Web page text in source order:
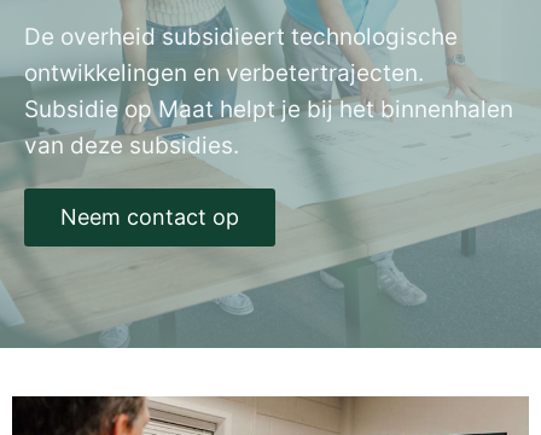
De overheid subsidieert technologische
ontwikkelingen en verbetertrajecten.
Subsidie op Maat helpt je bij het binnenhalen
van deze subsidies.
Neem contact op